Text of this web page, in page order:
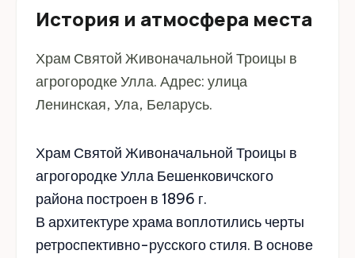
История и атмосфера места
Храм Святой Живоначальной Троицы в
агрогородке Улла. Адрес: улица
Ленинская, Ула, Беларусь.
Храм Святой Живоначальной Троицы в
агрогородке Улла Бешенковичского
района построен в 1896 г.
В архитектуре храма воплотились черты
ретроспективно-русского стиля. В основе